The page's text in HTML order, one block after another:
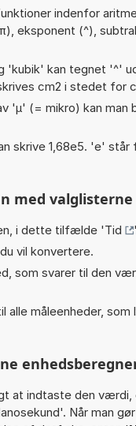
indenfor
eksponent (^),
'kubik' kan tegnet '^'
cm2 i stedet for
'µ' (= mikro) kan man
skrive 1,68e5. 'e'
med valglisterne
i dette tilfælde 'Tid
vil konvertere.
som svarer til den
måleenheder, som
at indtaste den værdi,
Når man